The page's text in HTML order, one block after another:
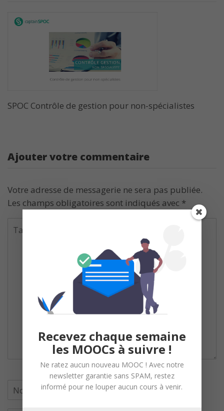
SPOC Contrôle de gestion pour non-spécialistes
Ajouter votre commentaire
Votre adresse de messagerie ne sera pas publiée.
Les champs obligatoires sont indiqués avec *
Recevez chaque semaine
les MOOCs à suivre !
Ne ratez aucun nouveau MOOC ! Avec notre
newsletter garantie sans SPAM, restez
informé pour ne louper aucun cours à venir.